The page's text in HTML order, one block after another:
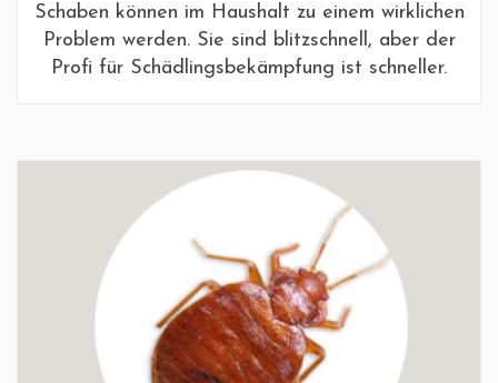
Schaben können im Haushalt zu einem wirklichen
Problem werden. Sie sind blitzschnell, aber der
Profi für Schädlingsbekämpfung ist schneller.